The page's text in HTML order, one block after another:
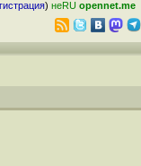
) неRU opennet.me